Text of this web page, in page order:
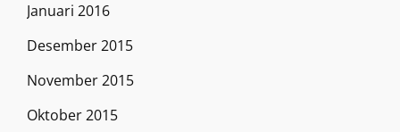
Januari 2016
Desember 2015
November 2015
Oktober 2015